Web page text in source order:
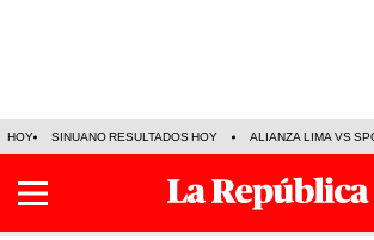
HOY SINUANO RESULTADOS HOY ALIANZA LIMA VS